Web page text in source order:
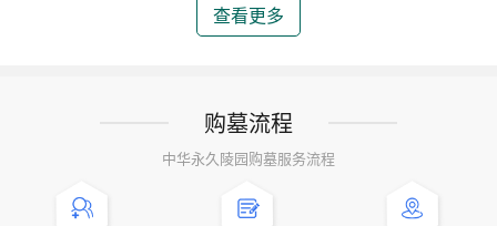
查看更多
购墓流程
中华永久陵园购墓服务流程